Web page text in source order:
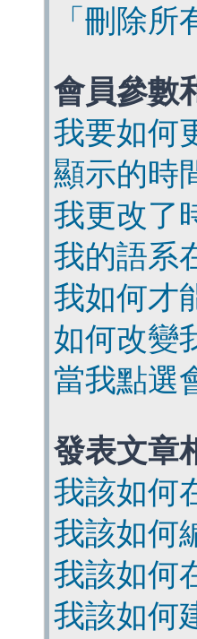
「刪除
會員參數
我要如何
顯示的時
我更改了
我的語系
我如何才
如何改變
當我點選
發表文章
我該如何
我該如何
我該如何
我該如何